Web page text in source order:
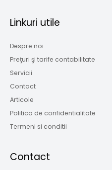
Linkuri utile
Despre noi
Preţuri şi tarife contabilitate
Servicii
Contact
Articole
Politica de confidentialitate
Termeni si conditii
Contact